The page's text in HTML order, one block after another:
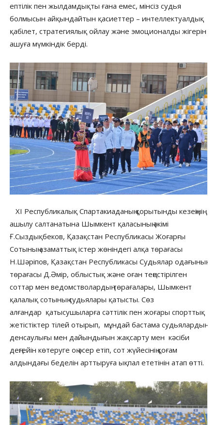
ептілік пен жылдамдықты ғана емес, мінсіз судья
болмысын айқындайтын қасиеттер – интеллектуалдық
қабілет, стратегиялық ойлау және эмоционалды жігерін
ашуға мүмкіндік берді.
XI Республикалық Спартакиаданың қорытынды кезеңінің
ашылу салтанатына Шымкент қаласының әкімі
Ғ.Сыздықбеков, Қазақстан Республикасы Жоғарғы
Сотының азаматтық істер жөніндегі алқа төрағасы
Н.Шәріпов, Қазақстан Республикасы Судьялар одағының
төрағасы Д.Әмір, облыстық және оған теңестірілген
соттар мен ведомстволардың төрағалары, Шымкент
қалалық сотының судьялары қатысты. Сөз
алғандар қатысушыларға сәттілік пен жоғары спорттық
жетістіктер тілей отырып, мұндай бастама судьялардың
денсаулығы мен дайындығын жақсарту мен кәсіби
деңгейін көтеруге оң әсер етіп, сот жүйесінің қоғам
алдындағы беделін арттыруға ықпал ететінін атап өтті.